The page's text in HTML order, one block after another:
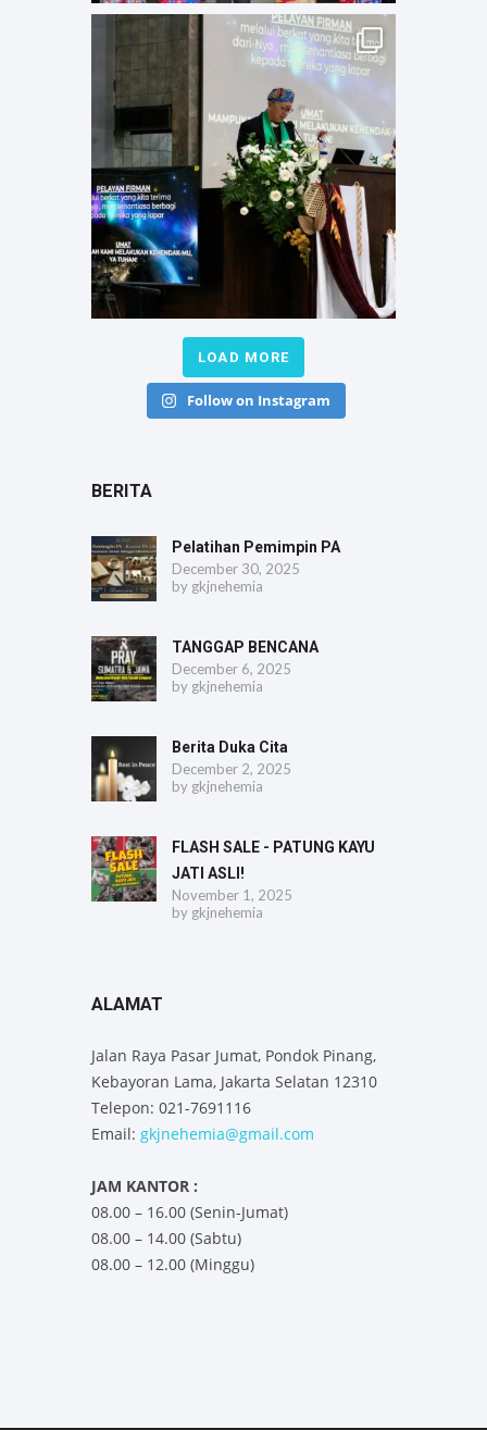
LOAD MORE
Follow on Instagram
BERITA
Pelatihan Pemimpin PA
December 30, 2025
by gkjnehemia
TANGGAP BENCANA
December 6, 2025
by gkjnehemia
Berita Duka Cita
December 2, 2025
by gkjnehemia
FLASH SALE - PATUNG KAYU
JATI ASLI!
November 1, 2025
by gkjnehemia
ALAMAT
Jalan Raya Pasar Jumat, Pondok Pinang,
Kebayoran Lama, Jakarta Selatan 12310
Telepon: 021-7691116
Email: gkjnehemia@gmail.com
JAM KANTOR :
08.00 – 16.00 (Senin-Jumat)
08.00 – 14.00 (Sabtu)
08.00 – 12.00 (Minggu)